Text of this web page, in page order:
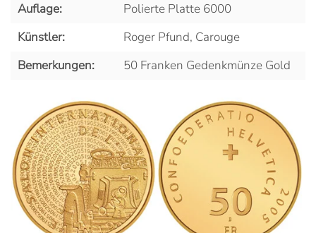
Auflage:
Polierte Platte 6000
Künstler:
Roger Pfund, Carouge
Bemerkungen:
50 Franken Gedenkmünze Gold